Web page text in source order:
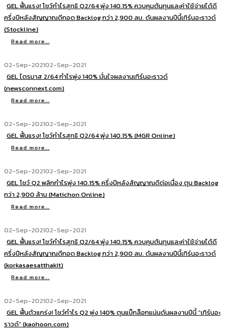
GEL ฟื้นแรง! โชว์กำไรสุทธิ Q2/64 พุ่ง 140.15% ควบคุมต้นทุนและค่าใช้จ่ายได้ดี
ครึ่งปีหลังสัญญาณดีกอด Backlog กว่า 2,900 ลบ. ดันผลงานปีนี้เทิร์นอะราวด์
(Stockline)
Read more...
02-Sep-202102-Sep-2021
GEL ไตรมาส 2/64 กำไรพุ่ง 140% มั่นใจผลงานเทิร์นอะราวด์
(newsconnext.com)
Read more...
02-Sep-202102-Sep-2021
GEL ฟื้นแรง! โชว์กำไรสุทธิ Q2/64 พุ่ง 140.15% (MGR Online)
Read more...
02-Sep-202102-Sep-2021
GEL โชว์ Q2 พลิกกำไรพุ่ง 140.15% ครึ่งปีหลังสัญญาณดีต่อเนื่อง ตุน Backlog
กว่า 2,900 ล้าน (Matichon Online)
Read more...
02-Sep-202102-Sep-2021
GEL ฟื้นแรง! โชว์กำไรสุทธิ Q2/64 พุ่ง 140.15% ควบคุมต้นทุนและค่าใช้จ่ายได้ดี
ครึ่งปีหลังสัญญาณดีกอด Backlog กว่า 2,900 ลบ. ดันผลงานปีนี้เทิร์นอะราวด์
(korkasaesatthakit)
Read more...
02-Sep-202102-Sep-2021
GEL ฟื้นตัวแกร่ง! โชว์กำไร Q2 พุ่ง 140% ตุนแบ็กล็อกแน่นดันผลงานปีนี้ “เทิร์นอะ
ราวด์” (kaohoon.com)